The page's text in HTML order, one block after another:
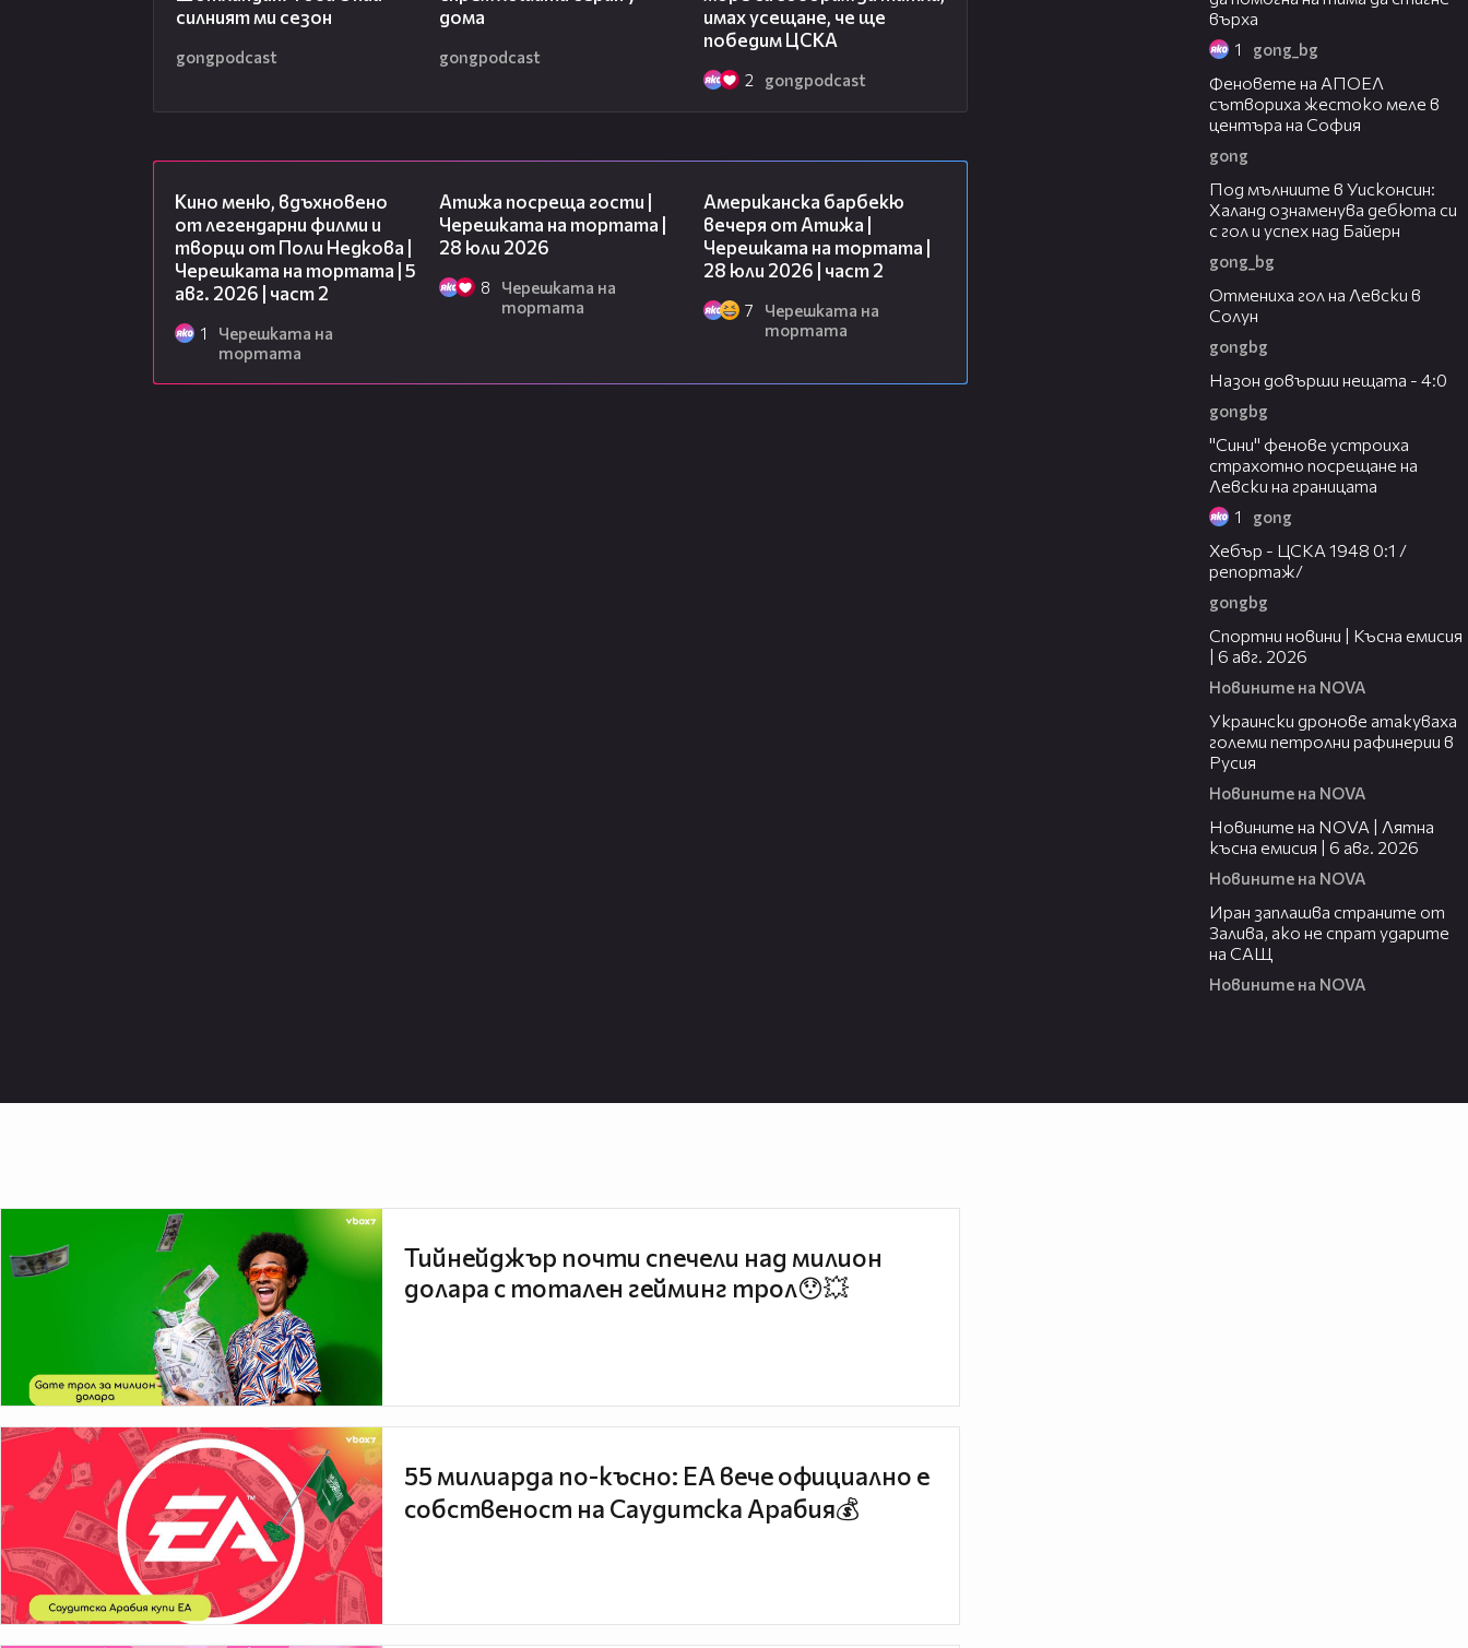
кариера.
Днес Ви представяме втората част от разговора ни с Валери
Божинов, в която нападателят говори за ситуацията в Левски и
силният ми сезон
gongpodcast
дома
gongpodcast
имах усещане, че ще
победим ЦСКА
2 gongpodcast
Кино меню, вдъхновено
от легендарни филми и
творци от Поли Недкова |
Черешката на тортата | 5
авг. 2026 | част 2
1
Черешката на
тортата
Атижа посреща гости |
Черешката на тортата |
28 юли 2026
8
Черешката на
тортата
Американска барбекю
вечеря от Атижа |
Черешката на тортата |
28 юли 2026 | част 2
7
Черешката на
тортата
върха
1 gong_bg
Феновете на АПОЕЛ
сътвориха жестоко меле в
центъра на София
gong
Под мълниите в Уисконсин:
Халанд ознаменува дебюта си
с гол и успех над Байерн
gong_bg
Отмениха гол на Левски в
Солун
gongbg
Назон довърши нещата - 4:0
gongbg
"Сини" фенове устроиха
страхотно посрещане на
Левски на границата
1 gong
Хебър - ЦСКА 1948 0:1 /
репортаж/
gongbg
Спортни новини | Късна емисия
| 6 авг. 2026
Новините на NOVA
Украински дронове атакуваха
големи петролни рафинерии в
Русия
Новините на NOVA
Новините на NOVA | Лятна
късна емисия | 6 авг. 2026
Новините на NOVA
Иран заплашва страните от
Залива, ако не спрат ударите
на САЩ
Новините на NOVA
Тийнейджър почти спечели над милион
долара с тотален гейминг трол😯💥
55 милиарда по-късно: EA вече официално е
собственост на Саудитска Арабия💰